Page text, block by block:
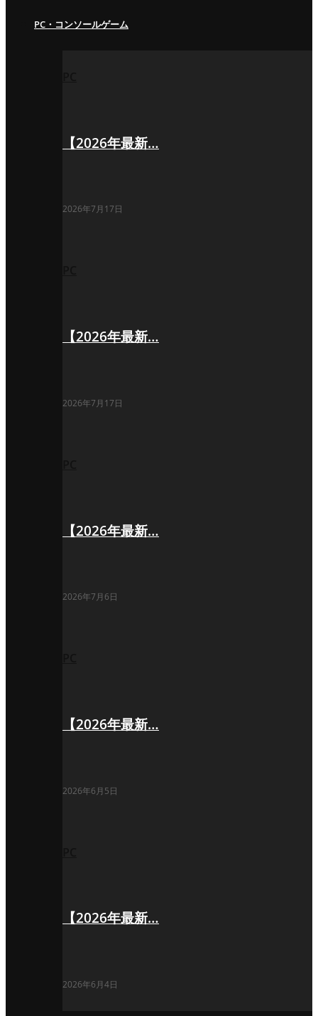
PC・コンソールゲーム
【2026年最新…
2026年7月17日
【2026年最新…
2026年7月17日
【2026年最新…
2026年7月6日
【2026年最新…
2026年6月5日
【2026年最新…
2026年6月4日